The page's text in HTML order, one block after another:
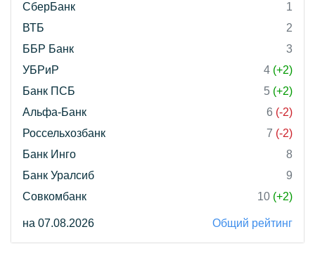
СберБанк
1
ВТБ
2
ББР Банк
3
УБРиР
4 (+2)
Банк ПСБ
5 (+2)
Альфа-Банк
6 (-2)
Россельхозбанк
7 (-2)
Банк Инго
8
Банк Уралсиб
9
Совкомбанк
10 (+2)
на 07.08.2026 Общий рейтинг